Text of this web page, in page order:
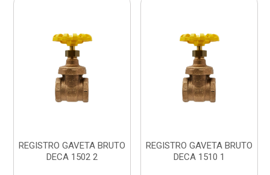
REGISTRO GAVETA BRUTO
DECA 1502 2
REGISTRO GAVETA BRUTO
DECA 1510 1